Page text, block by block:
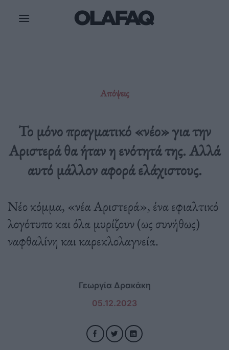
Απόψεις
Το μόνο πραγματικό «νέο» για την
Αριστερά θα ήταν η ενότητά της. Αλλά
αυτό μάλλον αφορά ελάχιστους.
Νέο κόμμα, «νέα Αριστερά», ένα εφιαλτικό
λογότυπο και όλα μυρίζουν (ως συνήθως)
ναφθαλίνη και καρεκλολαγνεία.
Γεωργία Δρακάκη
05.12.2023